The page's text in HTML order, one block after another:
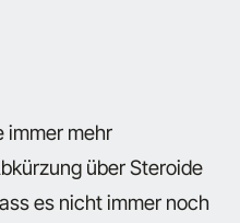
immer mehr
über Steroide
es nicht immer noch